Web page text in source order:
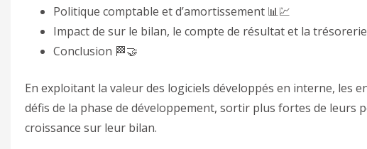
Politique comptable et d’amortissement 📊💹
Impact de sur le bilan, le compte de résultat et la
Conclusion 🏁🤝
En exploitant la valeur des logiciels développés en interne, les
défis de la phase de développement, sortir plus fortes de leurs
croissance sur leur bilan.